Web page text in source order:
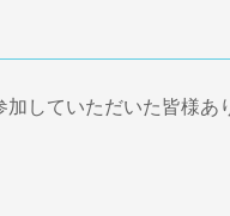
していただいた皆様あ